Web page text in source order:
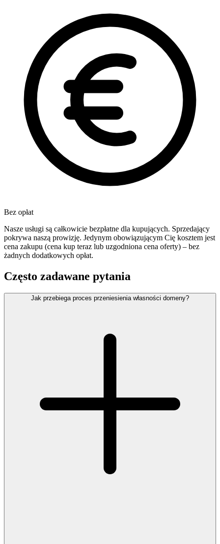
Bez opłat
Nasze usługi są całkowicie bezpłatne dla kupujących. Sprzedający
pokrywa naszą prowizję. Jedynym obowiązującym Cię kosztem jest
cena zakupu (cena kup teraz lub uzgodniona cena oferty) – bez
żadnych dodatkowych opłat.
Często zadawane pytania
Jak przebiega proces przeniesienia własności domeny?